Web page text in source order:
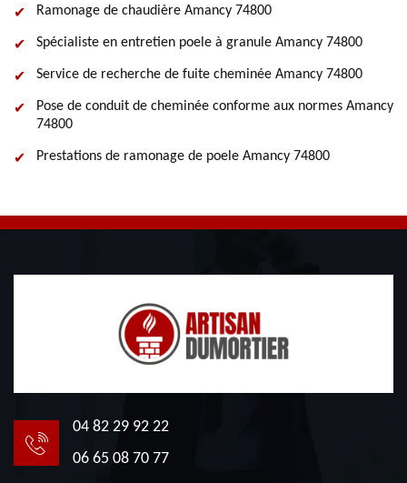
Ramonage de chaudière Amancy 74800
Spécialiste en entretien poele à granule Amancy 74800
Service de recherche de fuite cheminée Amancy 74800
Pose de conduit de cheminée conforme aux normes Amancy
74800
Prestations de ramonage de poele Amancy 74800
04 82 29 92 22
06 65 08 70 77